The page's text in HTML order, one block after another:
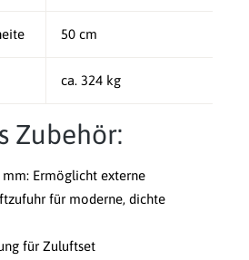
50 cm
ca. 324 kg
Zubehör:
Ermöglicht externe
für moderne, dichte
für Zuluftset